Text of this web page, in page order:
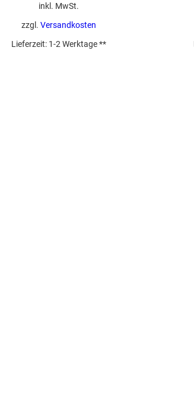
inkl. MwSt.
zzgl.Versandkosten
Lieferzeit: 1-2 Werktage **